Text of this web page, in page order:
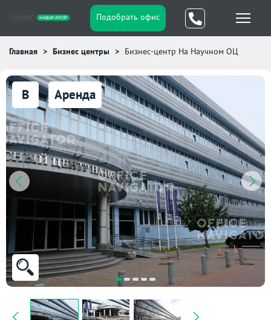
Подобрать офис
Главная Бизнес центры Бизнес-центр На Научном ОЦ
B Аренда